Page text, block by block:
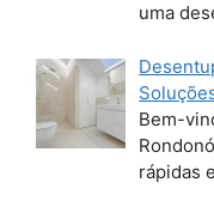
uma
Bem-
rápidas